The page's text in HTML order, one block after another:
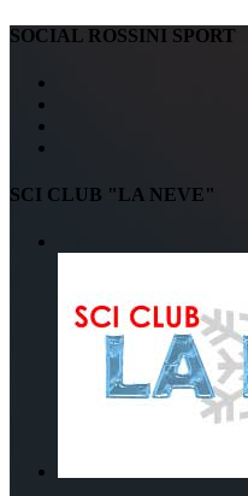
SOCIAL ROSSINI SPORT
SCI CLUB "LA NEVE"